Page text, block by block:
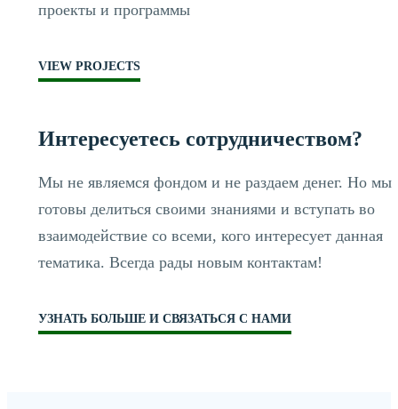
проекты и программы
VIEW PROJECTS
Интересуетесь сотрудничеством?
Мы не являемся фондом и не раздаем денег. Но мы
готовы делиться своими знаниями и вступать во
взаимодействие со всеми, кого интересует данная
тематика. Всегда рады новым контактам!
УЗНАТЬ БОЛЬШЕ И СВЯЗАТЬСЯ С НАМИ